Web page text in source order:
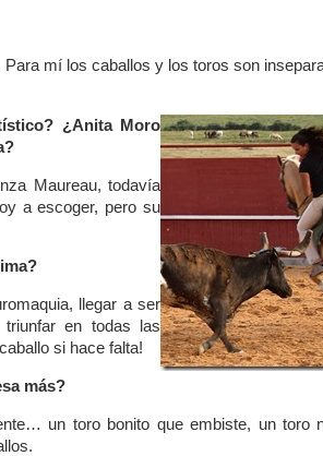
mí los caballos y los toros son
¿Anita Moro
Maureau, todavía
a escoger, pero su
llegar a ser
en todas las
si hace falta!
más?
un toro bonito que embiste, un toro